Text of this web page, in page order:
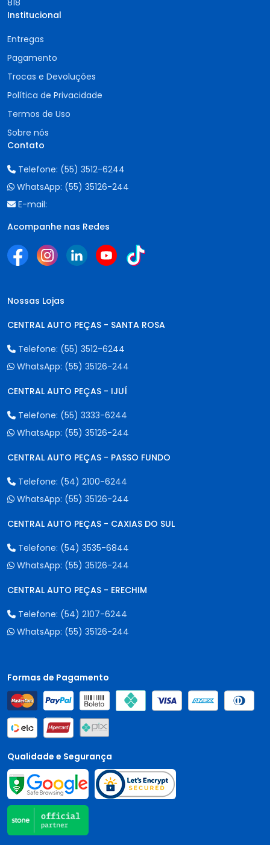
818
Institucional
Entregas
Pagamento
Trocas e Devoluções
Política de Privacidade
Termos de Uso
Sobre nós
Contato
Telefone: (55) 3512-6244
WhatsApp: (55) 35126-244
E-mail:
Acompanhe nas Redes
Nossas Lojas
CENTRAL AUTO PEÇAS - SANTA ROSA
Telefone: (55) 3512-6244
WhatsApp: (55) 35126-244
CENTRAL AUTO PEÇAS - IJUÍ
Telefone: (55) 3333-6244
WhatsApp: (55) 35126-244
CENTRAL AUTO PEÇAS - PASSO FUNDO
Telefone: (54) 2100-6244
WhatsApp: (55) 35126-244
CENTRAL AUTO PEÇAS - CAXIAS DO SUL
Telefone: (54) 3535-6844
WhatsApp: (55) 35126-244
CENTRAL AUTO PEÇAS - ERECHIM
Telefone: (54) 2107-6244
WhatsApp: (55) 35126-244
Formas de Pagamento
Qualidade e Segurança